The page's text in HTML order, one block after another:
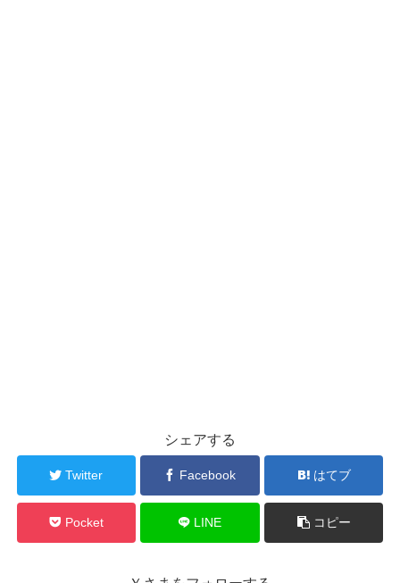
シェアする
Twitter Facebook はてブ
Pocket LINE コピー